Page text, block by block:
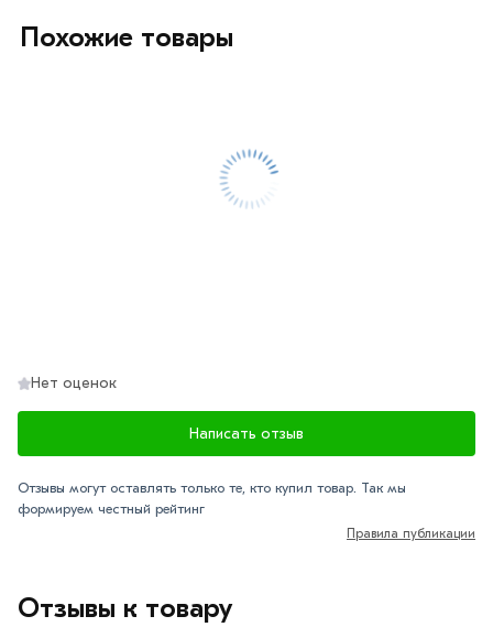
Похожие товары
Отзывы к товару
Нет оценок
Написать отзыв
Отзывы могут оставлять только те, кто купил товар. Так мы
формируем честный рейтинг
Правила публикации